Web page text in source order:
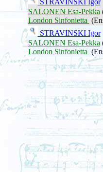
STRAVINSKI Igor
SALONEN Esa-Pekka
London Sinfonietta
STRAVINSKI Igor
SALONEN Esa-Pekka
London Sinfonietta